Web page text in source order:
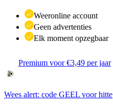
Weeronline account
Geen advertenties
Elk moment opzegbaar
Premium voor €3,49 per jaar
Wees alert: code GEEL voor hitte